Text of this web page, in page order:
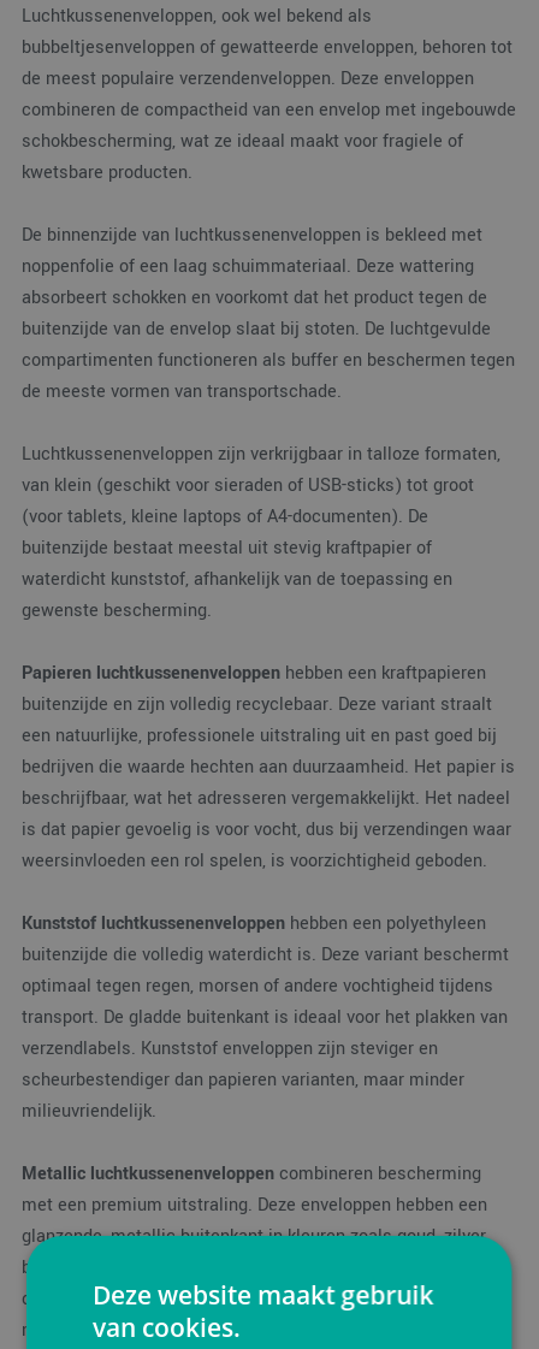
Luchtkussenenveloppen, ook wel bekend als
bubbeltjesenveloppen of gewatteerde enveloppen, behoren tot
de meest populaire verzendenveloppen. Deze enveloppen
combineren de compactheid van een envelop met ingebouwde
schokbescherming, wat ze ideaal maakt voor fragiele of
kwetsbare producten.
De binnenzijde van luchtkussenenveloppen is bekleed met
noppenfolie of een laag schuimmateriaal. Deze wattering
absorbeert schokken en voorkomt dat het product tegen de
buitenzijde van de envelop slaat bij stoten. De luchtgevulde
compartimenten functioneren als buffer en beschermen tegen
de meeste vormen van transportschade.
Luchtkussenenveloppen zijn verkrijgbaar in talloze formaten,
van klein (geschikt voor sieraden of USB-sticks) tot groot
(voor tablets, kleine laptops of A4-documenten). De
buitenzijde bestaat meestal uit stevig kraftpapier of
waterdicht kunststof, afhankelijk van de toepassing en
gewenste bescherming.
Papieren luchtkussenenveloppen hebben een kraftpapieren
buitenzijde en zijn volledig recyclebaar. Deze variant straalt
een natuurlijke, professionele uitstraling uit en past goed bij
bedrijven die waarde hechten aan duurzaamheid. Het papier is
beschrijfbaar, wat het adresseren vergemakkelijkt. Het nadeel
is dat papier gevoelig is voor vocht, dus bij verzendingen waar
weersinvloeden een rol spelen, is voorzichtigheid geboden.
Kunststof luchtkussenenveloppen hebben een polyethyleen
buitenzijde die volledig waterdicht is. Deze variant beschermt
optimaal tegen regen, morsen of andere vochtigheid tijdens
transport. De gladde buitenkant is ideaal voor het plakken van
verzendlabels. Kunststof enveloppen zijn steviger en
scheurbestendiger dan papieren varianten, maar minder
milieuvriendelijk.
Metallic luchtkussenenveloppen combineren bescherming
met een premium uitstraling. Deze enveloppen hebben een
glanzende, metallic buitenkant in kleuren zoals goud, zilver,
blauw of rood. Ze worden vaak gebruikt voor
cadeauverzendingen of door bedrijven die een luxe
merkuitstraling willen communiceren. De metallic laag biedt
Deze website maakt gebruik
van cookies.